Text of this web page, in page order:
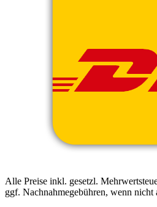
Alle Preise inkl. gesetzl.
ggf. Nachnahmegebühren, wenn nicht